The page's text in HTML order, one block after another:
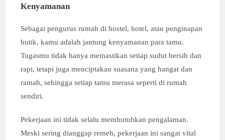
Kenyamanan
Sebagai pengurus rumah di hostel, hotel, atau penginapan
butik, kamu adalah jantung kenyamanan para tamu.
Tugasmu tidak hanya memastikan setiap sudut bersih dan
rapi, tetapi juga menciptakan suasana yang hangat dan
ramah, sehingga setiap tamu merasa seperti di rumah
sendiri.
Pekerjaan ini tidak selalu membutuhkan pengalaman.
Meski sering dianggap remeh, pekerjaan ini sangat vital